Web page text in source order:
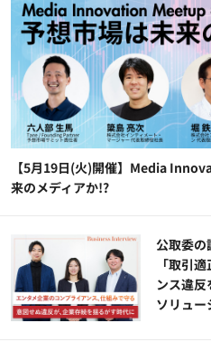
【5月19日(火)開催】Media
来のメディアか!?
公​​取委の
「取引
ンス違
ソリュー